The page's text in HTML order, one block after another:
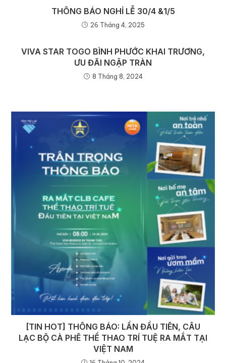
THÔNG BÁO NGHỈ LỄ 30/4 &1/5
26 Tháng 4, 2025
VIVA STAR TOGO BÌNH PHƯỚC KHAI TRƯƠNG,
ƯU ĐÃI NGẬP TRÀN
8 Tháng 8, 2024
[TIN HOT] THÔNG BÁO: LẦN ĐẦU TIÊN, CÂU
LẠC BỘ CÀ PHÊ THỂ THAO TRÍ TUỆ RA MẮT TẠI
VIỆT NAM